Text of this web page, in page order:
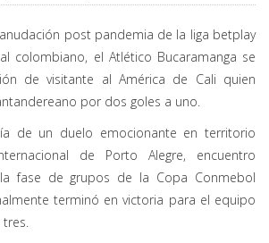
post pandemia de la liga betplay
colombiano, el Atlético Bucaramanga se
de visitante al América de Cali quien
por dos goles a uno.
de un duelo emocionante en territorio
de Porto Alegre, encuentro
fase de grupos de la Copa Conmebol
terminó en victoria para el equipo